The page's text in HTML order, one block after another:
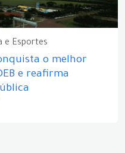
e Esportes
o melhor
e reafirma